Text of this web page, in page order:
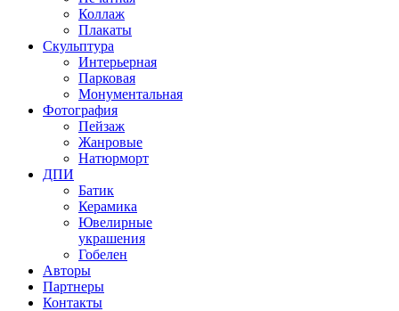
Коллаж
Плакаты
Скульптура
Интерьерная
Парковая
Монументальная
Фотография
Пейзаж
Жанровые
Натюрморт
ДПИ
Батик
Керамика
Ювелирные
украшения
Гобелен
Авторы
Партнеры
Контакты